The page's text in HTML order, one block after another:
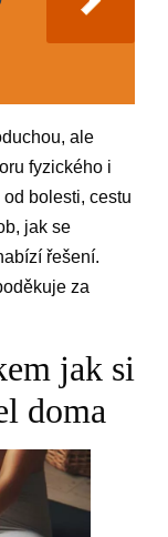
ale
fyzického i
bolesti, cestu
jak se
řešení.
za
jak si
doma